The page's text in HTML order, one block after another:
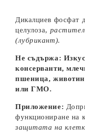
Дикалциев фосфат
целулоза,
(лубрикант).
Не съдържа:
консерванти,
пшеница,
или ГМО.
Приложение:
функциониране на
защитата на